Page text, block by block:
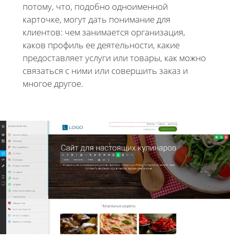
потому, что, подобно одноименной
карточке, могут дать понимание для
клиентов: чем занимается организация,
каков профиль ее деятельности, какие
предоставляет услуги или товары, как можно
связаться с ними или совершить заказ и
многое другое.